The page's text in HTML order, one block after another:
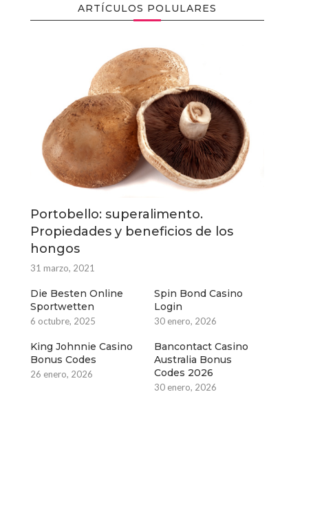
ARTÍCULOS POLULARES
Portobello: superalimento.
Propiedades y beneficios de los
hongos
31 marzo, 2021
Die Besten Online
Sportwetten
6 octubre, 2025
Spin Bond Casino
Login
30 enero, 2026
King Johnnie Casino
Bonus Codes
26 enero, 2026
Bancontact Casino
Australia Bonus
Codes 2026
30 enero, 2026